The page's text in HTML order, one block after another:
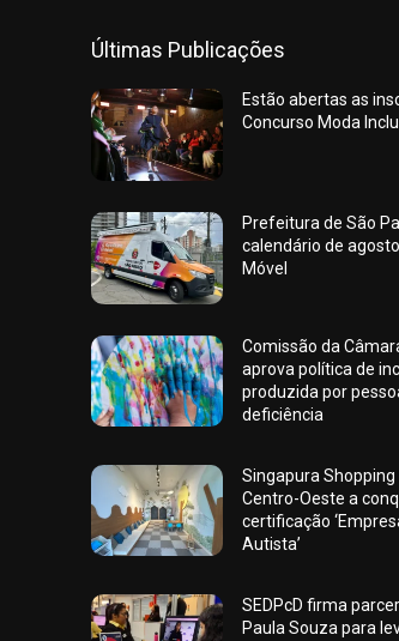
Últimas Publicações
Estão abertas as
Concurso Moda
Prefeitura de São
calendário de
Móvel
Comissão da
aprova política de
produzida por
deficiência
Singapura
Centro-Oeste a
certificação
Autista’
SEDPcD firma
Paula Souza para